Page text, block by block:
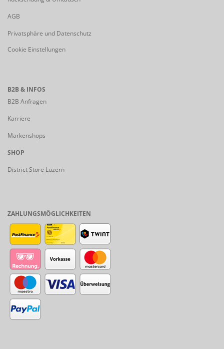
AGB
Privatsphäre und Datenschutz
Cookie Einstellungen
B2B & INFOS
B2B Anfragen
Karriere
Markenshops
SHOP
District Store Luzern
ZAHLUNGSMÖGLICHKEITEN